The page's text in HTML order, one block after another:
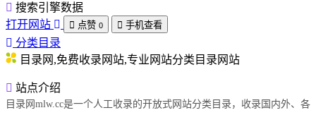
搜索引擎数据
打开网站
点赞 0 手机查看
分类目录
目录网,免费收录网站,专业网站分类目录网站
站点介绍
目录网mlw.cc是一个人工收录的开放式网站分类目录，收录国内外、各